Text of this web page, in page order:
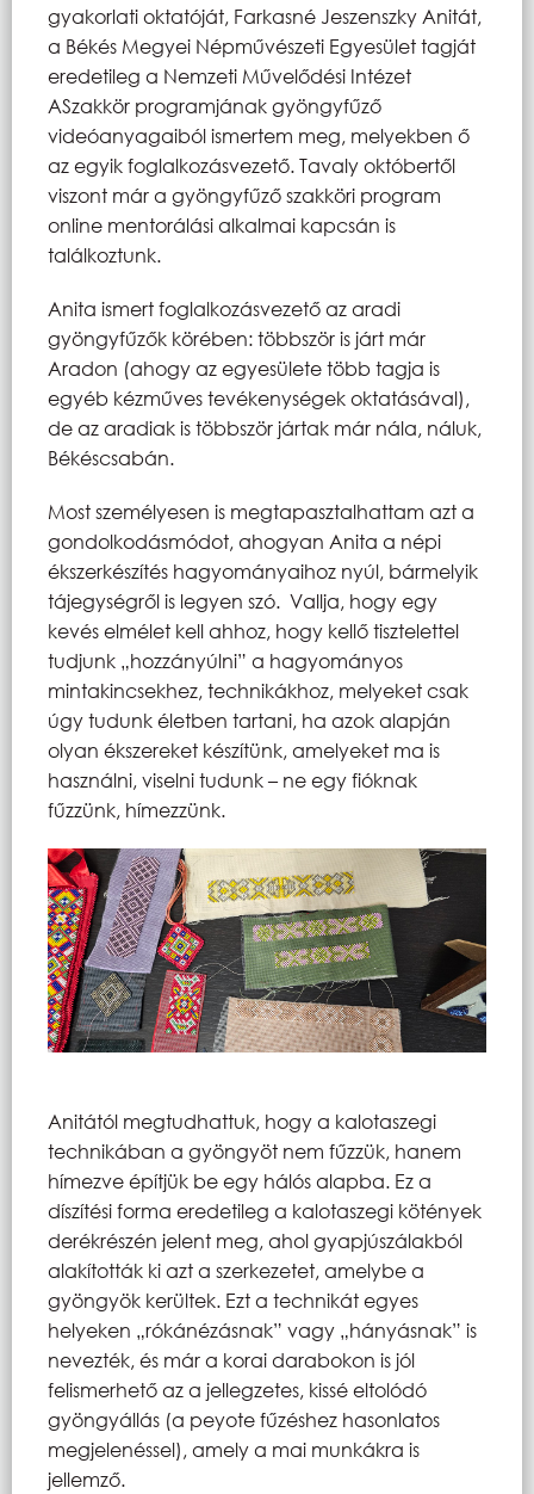
gyakorlati oktatóját, Farkasné Jeszenszky Anitát,
a Békés Megyei Népművészeti Egyesület tagját
eredetileg a Nemzeti Művelődési Intézet
ASzakkör programjának gyöngyfűző
videóanyagaiból ismertem meg, melyekben ő
az egyik foglalkozásvezető. Tavaly októbertől
viszont már a gyöngyfűző szakköri program
online mentorálási alkalmai kapcsán is
találkoztunk.
Anita ismert foglalkozásvezető az aradi
gyöngyfűzők körében: többször is járt már
Aradon (ahogy az egyesülete több tagja is
egyéb kézműves tevékenységek oktatásával),
de az aradiak is többször jártak már nála, náluk,
Békéscsabán.
Most személyesen is megtapasztalhattam azt a
gondolkodásmódot, ahogyan Anita a népi
ékszerkészítés hagyományaihoz nyúl, bármelyik
tájegységről is legyen szó. Vallja, hogy egy
kevés elmélet kell ahhoz, hogy kellő tisztelettel
tudjunk „hozzányúlni” a hagyományos
mintakincsekhez, technikákhoz, melyeket csak
úgy tudunk életben tartani, ha azok alapján
olyan ékszereket készítünk, amelyeket ma is
használni, viselni tudunk – ne egy fióknak
fűzzünk, hímezzünk.
Anitától megtudhattuk, hogy a kalotaszegi
technikában a gyöngyöt nem fűzzük, hanem
hímezve építjük be egy hálós alapba. Ez a
díszítési forma eredetileg a kalotaszegi kötények
derékrészén jelent meg, ahol gyapjúszálakból
alakították ki azt a szerkezetet, amelybe a
gyöngyök kerültek. Ezt a technikát egyes
helyeken „rókánézásnak” vagy „hányásnak” is
nevezték, és már a korai darabokon is jól
felismerhető az a jellegzetes, kissé eltolódó
gyöngyállás (a peyote fűzéshez hasonlatos
megjelenéssel), amely a mai munkákra is
jellemző.